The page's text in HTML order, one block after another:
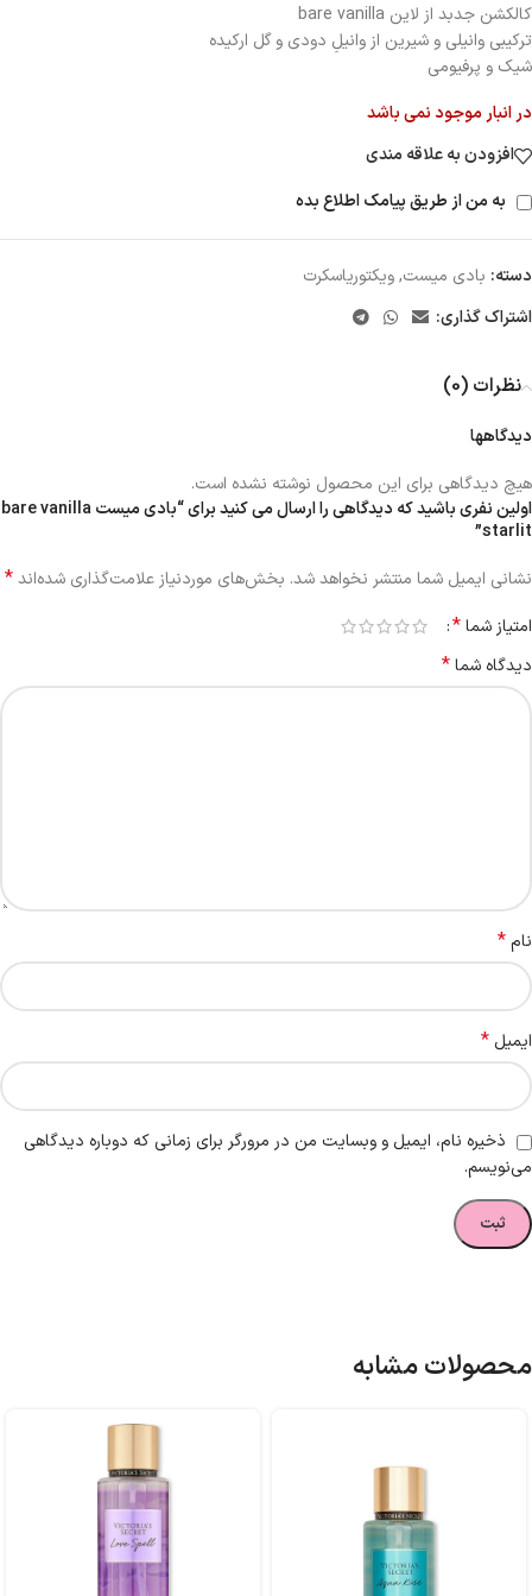
کالکشن جدبد از لاین bare vanilla
ترکیبی وانیلی و شیرین از وانیلِ دودی و گل ارکیده
شیک و پرفیومی
در انبار موجود نمی باشد
افزودن به علاقه مندی
به من از طریق پیامک اطلاع بده
دسته: بادی میست,ویکتوریاسکرت
اشتراک گذاری:
نظرات (0)
دیدگاهها
هیچ دیدگاهی برای این محصول نوشته نشده است.
اولین نفری باشید که دیدگاهی را ارسال می کنید برای “بادی میست bare vanilla
starlit”
نشانی ایمیل شما منتشر نخواهد شد. بخش‌های موردنیاز علامت‌گذاری شده‌اند*
امتیاز شما*
دیدگاه شما*
نام*
ایمیل *
ذخیره نام، ایمیل و وبسایت من در مرورگر برای زمانی که دوباره دیدگاهی
می‌نویسم.
محصولات مشابه